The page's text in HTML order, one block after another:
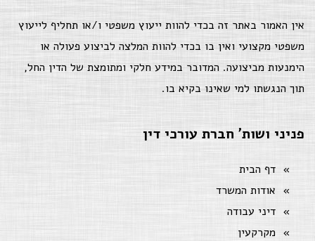
אין האמור באתר זה בכדי להוות ייעוץ משפטי ו/או תחליף לייעוץ
משפטי מקצועי ואין בו בכדי להוות המלצה לביצוע פעולה או
הימנעות מביצועה. המדובר במידע חלקי ומתומצת של הדין החל,
תוך הנגשתו למי שאינו בקיא בו.
פניני ושות' חברת עורכי דין
דף הבית
אודות המשרד
דיני עבודה
מקרקעין